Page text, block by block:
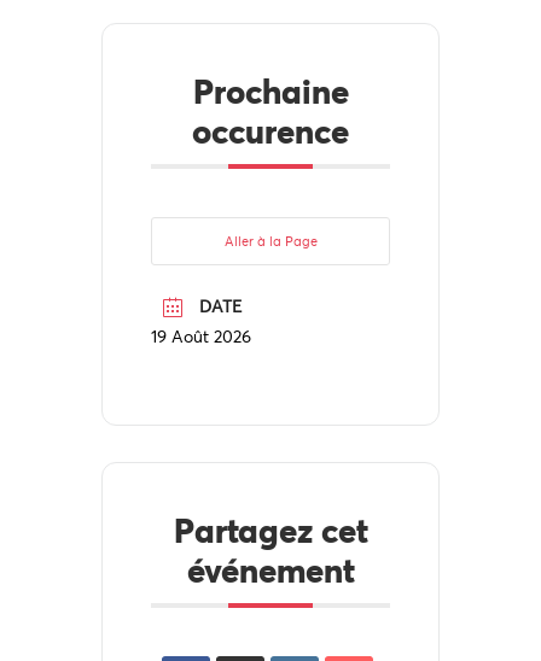
Prochaine
occurence
Aller à la Page
DATE
19 Août 2026
Partagez cet
événement